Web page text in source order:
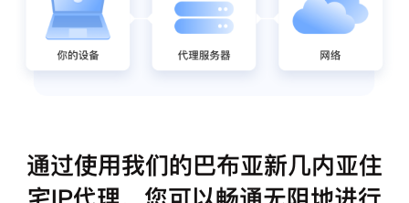
通过使用我们的巴布亚新几内亚住